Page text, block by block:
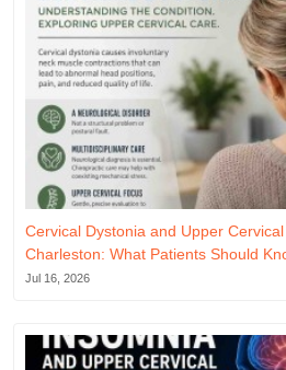
Cervical Dystonia and Upper
Charleston: What Patients Should
Jul 16, 2026